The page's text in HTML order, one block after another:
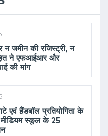
न जमीन की रजिस्ट्री, न
ने एफआईआर और
की मांग
एवं हैंडबॉल प्रतियोगिता के
मीडियम स्कूल के 25